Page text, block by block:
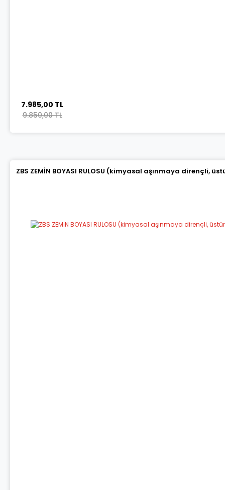
7.985,00 TL
9.850,00 TL
ZBS ZEMİN BOYASI RULOSU (kimyasal aşınmaya dirençli,